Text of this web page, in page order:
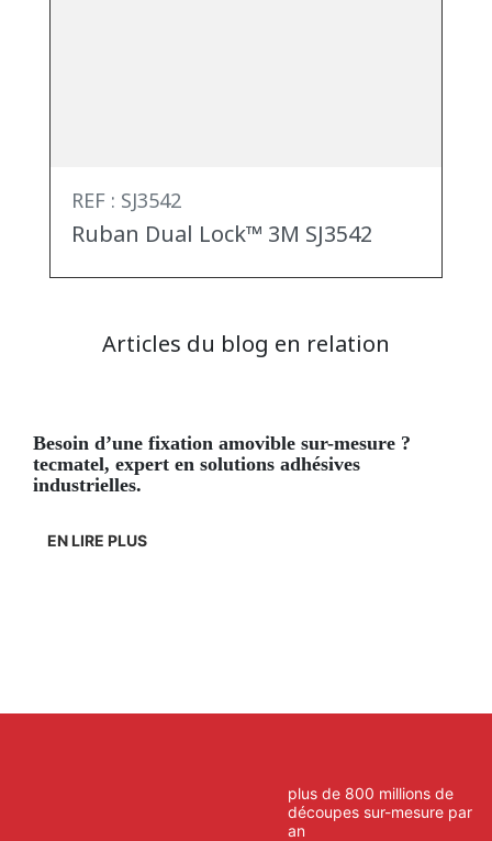
REF : SJ3542
Ruban Dual Lock™ 3M SJ3542
Articles du blog en relation
besoin d’une fixation amovible sur-mesure ?
tecmatel, expert en solutions adhésives
industrielles.
EN LIRE PLUS
plus de 800 millions de
découpes sur-mesure par
an